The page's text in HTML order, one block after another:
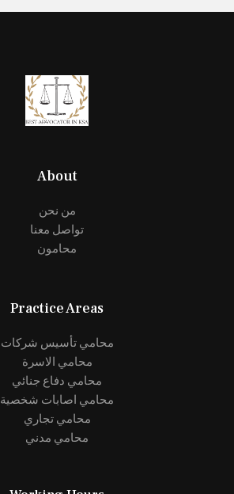
About
من نحن
تواصل معنا
محامون
Practice Areas
محامي تأسيس شركات
محامي الاسرة
محامي دفاع جنائي
محامي اصابات شخصية
محامي تجاري
محامي مدني